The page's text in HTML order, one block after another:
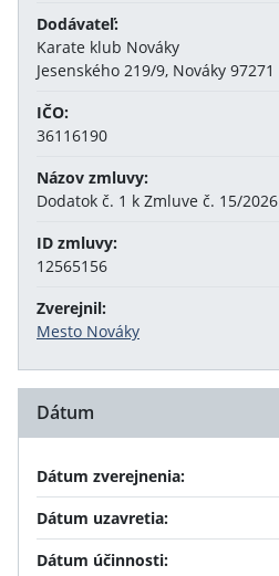
Dodávateľ:
Karate klub Nováky
Jesenského 219/9, Nováky 97271
IČO:
36116190
Názov zmluvy:
Dodatok č. 1 k Zmluve č. 15/2026
ID zmluvy:
12565156
Zverejnil:
Mesto Nováky
Dátum
Dátum zverejnenia:
Dátum uzavretia:
Dátum účinnosti: